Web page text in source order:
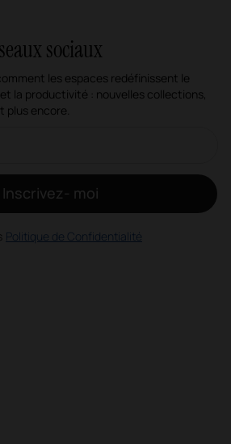
sociaux
les espaces redéfinissent le
la productivité : nouvelles collections,
plus encore.
Inscrivez- moi
Politique de Confidentialité